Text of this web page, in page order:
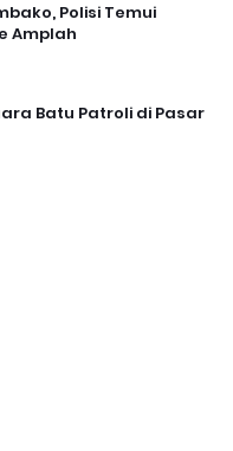
Polisi Temui
Amplah
Batu Patroli di Pasar